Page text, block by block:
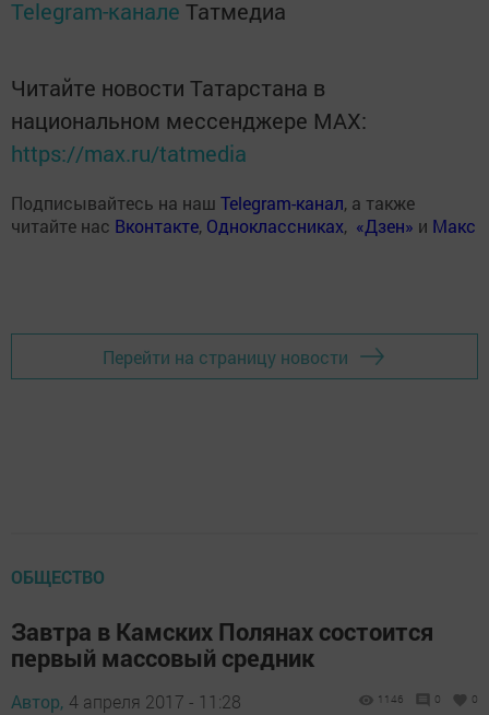
Telegram-канале Татмедиа
Читайте новости Татарстана в
национальном мессенджере MАХ:
https://max.ru/tatmedia
Подписывайтесь на наш Telegram-канал, а также
читайте нас Вконтакте, Одноклассниках, «Дзен» и Макс
Перейти на страницу новости
ОБЩЕСТВО
Завтра в Камских Полянах состоится
первый массовый средник
Автор, 4 апреля 2017 - 11:28 1146 0 0